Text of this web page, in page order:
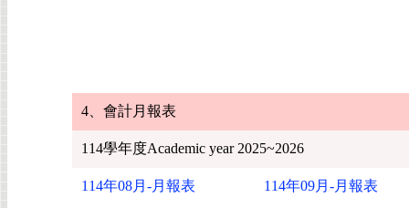
4、會計月報表
114學年度Academic year 2025~2026
114年08月-月報表 114年09月-月報表